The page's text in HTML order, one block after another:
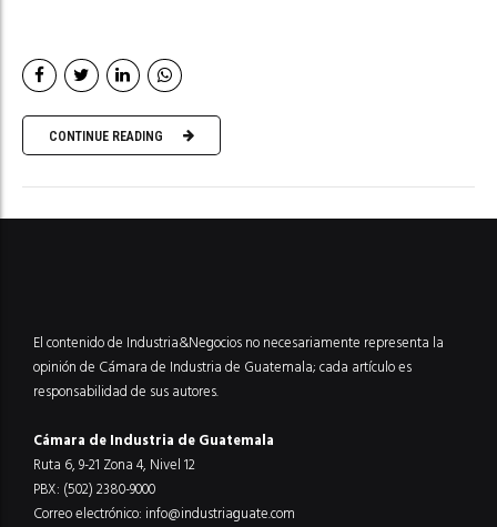
CONTINUE READING
El contenido de Industria&Negocios no necesariamente representa la
opinión de Cámara de Industria de Guatemala; cada artículo es
responsabilidad de sus autores.
Cámara de Industria de Guatemala
Ruta 6, 9-21 Zona 4, Nivel 12
PBX: (502) 2380-9000
Correo electrónico: info@industriaguate.com